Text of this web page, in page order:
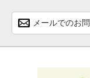
メールでのお